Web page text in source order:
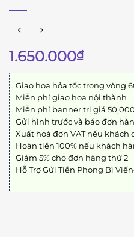
1.650.000₫
Giao hoa hỏa tốc trong vòng
Miễn phí giao hoa nội thành
Miễn phí banner trị giá
Gửi hình trước và báo đơn
Xuất hoá đơn VAT nếu khách
Hoàn tiền 100% nếu khách
Giảm 5% cho đơn hàng thứ 2
Hỗ Trợ Gửi Tiền Phong Bì